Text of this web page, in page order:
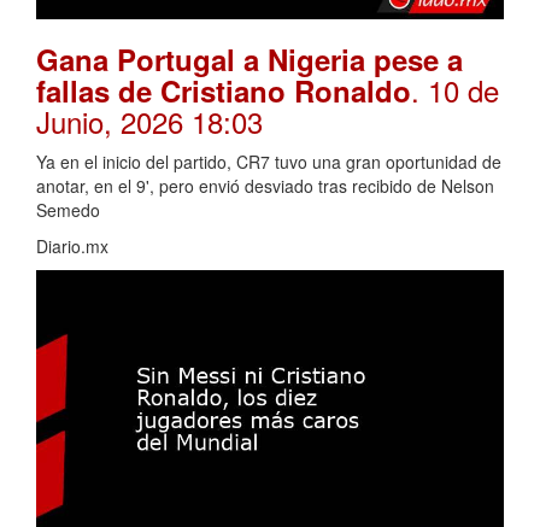
Gana Portugal a Nigeria pese a
fallas de Cristiano Ronaldo. 10 de
Junio, 2026 18:03
Ya en el inicio del partido, CR7 tuvo una gran oportunidad de
anotar, en el 9', pero envió desviado tras recibido de Nelson
Semedo
Diario.mx